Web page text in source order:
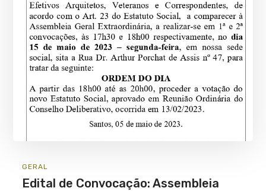
GERAL
Edital de Convocação: Assembleia